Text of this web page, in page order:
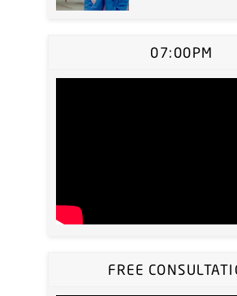
07:00PM
FREE